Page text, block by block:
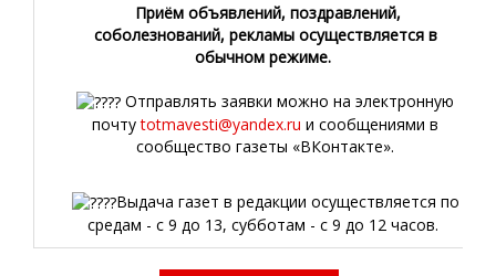
Приём объявлений, поздравлений,
соболезнований, рекламы осуществляется в
обычном режиме.
Отправлять заявки можно на электронную
почтуtotmavesti@yandex.ru и сообщениями в
сообщество газеты «ВКонтакте».
Выдача газет в редакции осуществляется по
средам - с 9 до 13, субботам - с 9 до 12 часов.